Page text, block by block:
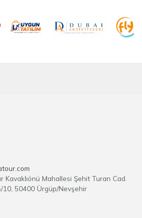
Kavaklıönü Mahallesi Şehit Turan Cad.
10, 50400 Ürgüp/Nevşehir